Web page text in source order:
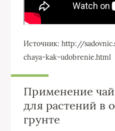
Источник: http://
chaya-kak-udobrenie.html
Применение
для растений в
грунте